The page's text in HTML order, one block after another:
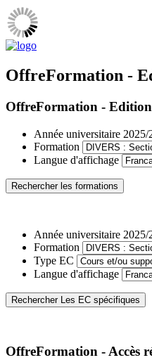
OffreFormation -
OffreFormation - Edition
Année universitaire 2025/
Formation
Langue d'affichage
Année universitaire 2025/
Formation
Type EC
Langue d'affichage
OffreFormation - Accès